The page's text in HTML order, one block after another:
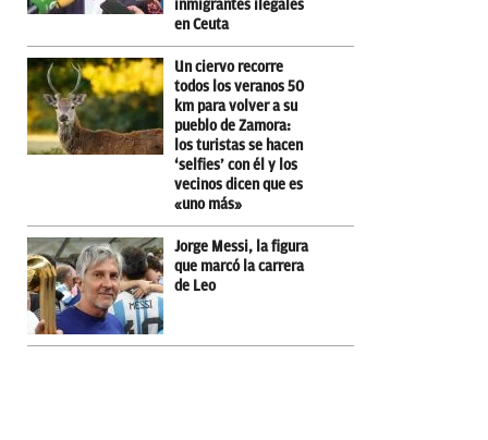
inmigrantes ilegales
en Ceuta
Un ciervo recorre
todos los veranos 50
km para volver a su
pueblo de Zamora:
los turistas se hacen
‘selfies’ con él y los
vecinos dicen que es
«uno más»
Jorge Messi, la figura
que marcó la carrera
de Leo